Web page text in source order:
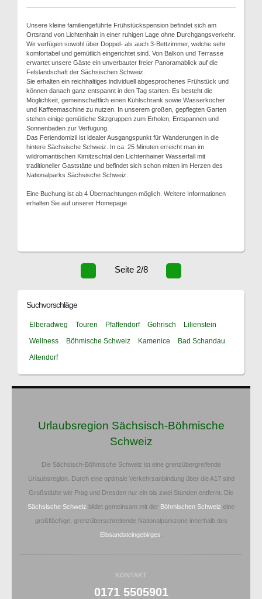
Unsere kleine familiengeführte Frühstückspension befindet sich am
Ortsrand von Lichtenhain in einer ruhigen Lage ohne Durchgangsverkehr.
Wir verfügen sowohl über Doppel- als auch 3-Bettzimmer, welche sehr
komfortabel und gemütlich eingerichtet sind. Von Balkon und Terrasse
erwartet unsere Gäste ein unverbauter freier Panoramablick auf die
Felslandschaft der Sächsischen Schweiz.
Sie erhalten ein reichhaltiges individuell abgesprochenes Frühstück und
können danach ganz entspannt in den Tag starten. Es besteht die
Möglichkeit, gemeinschaftlich einen Kühlschrank sowie Wasserkocher
und Kaffeemaschine zu nutzen. In unserem großen, gepflegten Garten
stehen einige gemütliche Sitzgruppen zum Erholen, Entspannen und
Sonnenbaden zur Verfügung.
Das Feriendomizil ist idealer Ausgangspunkt für Wanderungen in die
hintere Sächsische Schweiz. In ca. 25 Minuten erreicht man im
wildromantischen Kirnitzschtal den Lichtenhainer Wasserfall mit
traditioneller Gaststätte und befindet sich schon mitten im Herzen des
Nationalparks Sächsische Schweiz.
Eine Buchung ist ab 4 Übernachtungen möglich. Weitere Informationen
erhalten Sie auf unserer Homepage
Seite 2/8
Suchvorschläge
Elberadweg Touren Pfaffendorf Gohrisch
Lilienstein
Wellness
Böhmische Schweiz Kamenice
Bad Schandau
Altendorf
Urlaubsregion Sächsisch-Böhmische
Schweiz
Die Sächsisch-Böhmische Schweiz ist eine grenzübergreifende
Urlaubsregion. Durch eine optimale Verkehrsanbindung über die A17 sind
Großstädte wie Prag und Dresden nur ein bis zwei Stunden entfernt. Die
Sächsische Schweiz bildet gemeinsam mit der Böhmischen Schweiz eine
großflächige, grenzüberschreitende Nationalparkzone innerhalb des
Elbsandsteingebirges
KONTAKT
0171 5505901